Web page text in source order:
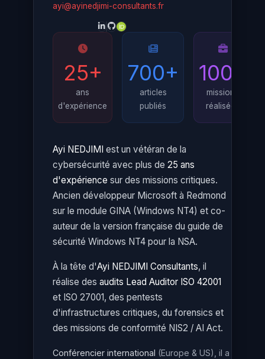
ayi@ayinedjimi-consultants.fr
25+
ans
d'expérience
700+
articles
publiés
100+
missions
réalisées
Ayi NEDJIMI est un vétéran de la
cybersécurité avec plus de 25 ans
d'expérience sur des missions critiques.
Ancien développeur Microsoft à Redmond
sur le module GINA (Windows NT4) et co-
auteur de la version française du guide de
sécurité Windows NT4 pour la NSA.
À la tête d'Ayi NEDJIMI Consultants, il
réalise des audits Lead Auditor ISO 42001
et ISO 27001, des pentests
d'infrastructures critiques, du forensics et
des missions de conformité NIS2 / AI Act.
Conférencier international (Europe & US), il a